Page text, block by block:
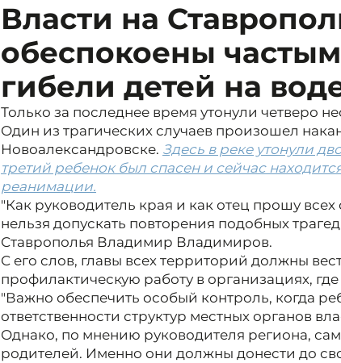
Власти на
обеспокоены
гибели детей на
Только за последнее время утонули четверо
Один из трагических случаев произошел
Новоалександровске. Здесь в реке утонули
третий ребенок был спасен и сейчас
реанимации.
"Как руководитель края и как отец прошу
нельзя допускать повторения подобных
Ставрополья Владимир Владимиров.
С его слов, главы всех территорий должны
профилактическую работу в организациях,
"Важно обеспечить особый контроль, когда
ответственности структур местных органов
Однако, по мнению руководителя региона,
родителей. Именно они должны донести до